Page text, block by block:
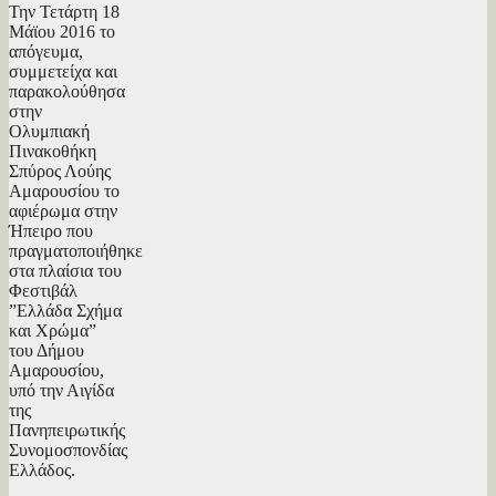
Την Τετάρτη 18
Μάϊου 2016 το
απόγευμα,
συμμετείχα και
παρακολούθησα
στην
Ολυμπιακή
Πινακοθήκη
Σπύρος Λούης
Αμαρουσίου το
αφιέρωμα στην
Ήπειρο που
πραγματοποιήθηκε
στα πλαίσια του
Φεστιβάλ
”Ελλάδα Σχήμα
και Χρώμα”
του Δήμου
Αμαρουσίου,
υπό την Αιγίδα
της
Πανηπειρωτικής
Συνομοσπονδίας
Ελλάδος.